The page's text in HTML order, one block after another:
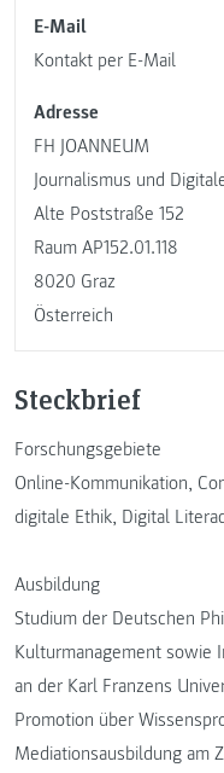
E-Mail
Kontakt per E-Mail
Adresse
FH JOANNEUM
Journalismus und
Alte Poststraße 152
Raum AP152.01.118
8020 Graz
Österreich
Steckbrief
Forschungsgebiete
Online-Kommunikation,
digitale Ethik, Digital
Ausbildung
Studium der Deutschen
Kulturmanagement sowie
an der Karl Franzens
Promotion über
Mediationsausbildung am